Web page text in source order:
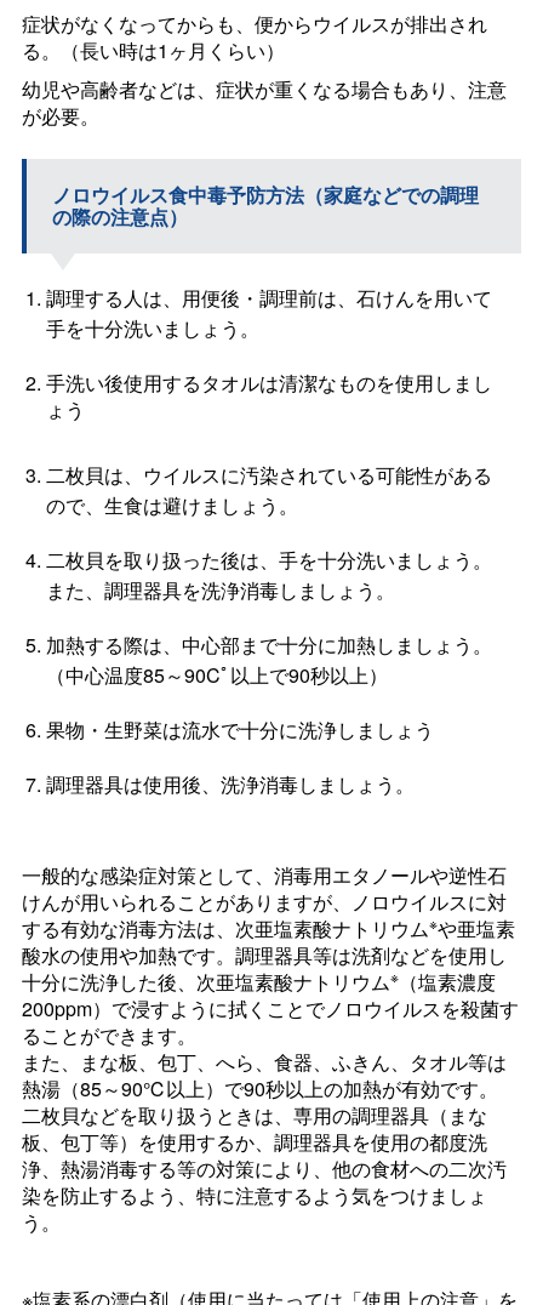
症状がなくなってからも、便からウイルスが排出され
る。（長い時は1ヶ月くらい）
幼児や高齢者などは、症状が重くなる場合もあり、注意
が必要。
ノロウイルス食中毒予防方法（家庭などでの調理
の際の注意点）
調理する人は、用便後・調理前は、石けんを用いて
手を十分洗いましょう。
手洗い後使用するタオルは清潔なものを使用しまし
ょう
二枚貝は、ウイルスに汚染されている可能性がある
ので、生食は避けましょう。
二枚貝を取り扱った後は、手を十分洗いましょう。
また、調理器具を洗浄消毒しましょう。
加熱する際は、中心部まで十分に加熱しましょう。
（中心温度85～90Cﾟ以上で90秒以上）
果物・生野菜は流水で十分に洗浄しましょう
調理器具は使用後、洗浄消毒しましょう。
一般的な感染症対策として、消毒用エタノールや逆性石
けんが用いられることがありますが、ノロウイルスに対
する有効な消毒方法は、次亜塩素酸ナトリウム※や亜塩素
酸水の使用や加熱です。調理器具等は洗剤などを使用し
十分に洗浄した後、次亜塩素酸ナトリウム※（塩素濃度
200ppm）で浸すように拭くことでノロウイルスを殺菌す
ることができます。
また、まな板、包丁、へら、食器、ふきん、タオル等は
熱湯（85～90℃以上）で90秒以上の加熱が有効です。
二枚貝などを取り扱うときは、専用の調理器具（まな
板、包丁等）を使用するか、調理器具を使用の都度洗
浄、熱湯消毒する等の対策により、他の食材への二次汚
染を防止するよう、特に注意するよう気をつけましょ
う。